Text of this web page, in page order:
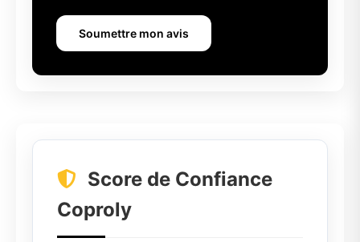
Soumettre mon avis
Score de Confiance
Coproly